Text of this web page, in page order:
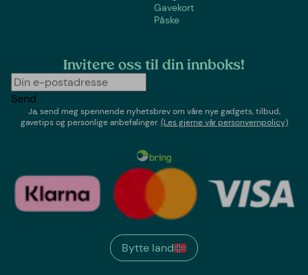
Gavekort
Påske
Invitere oss til din innboks!
Send
Ja, send meg spennende nyhetsbrev om våre nye gadgets, tilbud,
gavetips og personlige anbefalinger.(Les gjerne vår personvernpolicy)
Bytte land